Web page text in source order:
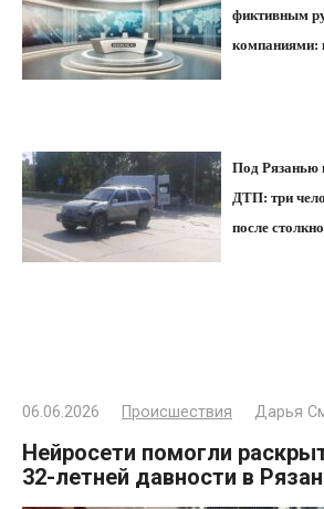
фиктивным
компаниями:
Под Рязанью
ДТП: три
после
06.06.2026 Происшествия Дарья
Нейросети помогли
32-летней давности в